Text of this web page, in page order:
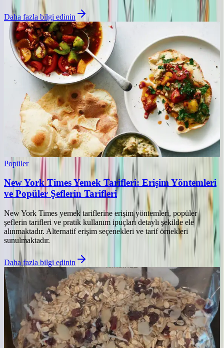
Daha fazla bilgi edinin
Popüler
New York Times Yemek Tarifleri: Erişim Yöntemleri
ve Popüler Şeflerin Tarifleri
New York Times yemek tariflerine erişim yöntemleri, popüler
şeflerin tarifleri ve pratik kullanım ipuçları detaylı şekilde ele
alınmaktadır. Alternatif erişim seçenekleri ve tarif örnekleri
sunulmaktadır.
Daha fazla bilgi edinin